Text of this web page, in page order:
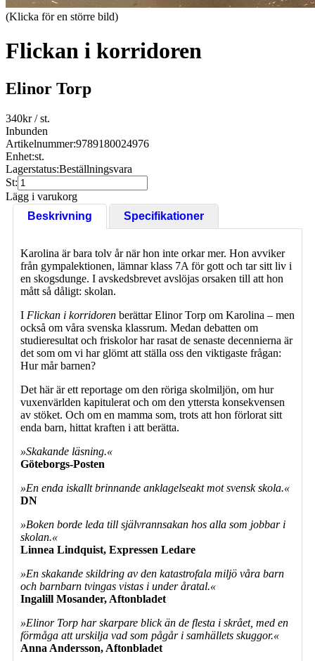
(Klicka för en större bild)
Flickan i korridoren
Elinor Torp
340kr/ st.
Inbunden
Artikelnummer:9789180024976
Enhet:st.
Lagerstatus:Beställningsvara
St:
Lägg i varukorg
Beskrivning
Specifikationer
Karolina är bara tolv år när hon inte orkar mer. Hon avviker
från gympalektionen, lämnar klass 7A för gott och tar sitt liv i
en skogsdunge. I avskedsbrevet avslöjas orsaken till att hon
mått så dåligt: skolan.
I Flickan i korridoren berättar Elinor Torp om Karolina – men
också om våra svenska klassrum. Medan debatten om
studieresultat och friskolor har rasat de senaste decennierna är
det som om vi har glömt att ställa oss den viktigaste frågan:
Hur mår barnen?
Det här är ett reportage om den röriga skolmiljön, om hur
vuxenvärlden kapitulerat och om den yttersta konsekvensen
av stöket. Och om en mamma som, trots att hon förlorat sitt
enda barn, hittat kraften i att berätta.
»Skakande läsning.«
Göteborgs-Posten
»En enda iskallt brinnande anklagelseakt mot svensk skola.«
DN
»Boken borde leda till självrannsakan hos alla som jobbar i
skolan.«
Linnea Lindquist, Expressen Ledare
»En skakande skildring av den katastrofala miljö våra barn
och barnbarn tvingas vistas i under åratal.«
Ingalill Mosander, Aftonbladet
»Elinor Torp har skarpare blick än de flesta i skrået, med en
förmåga att urskilja vad som pågår i samhällets skuggor.«
Anna Andersson, Aftonbladet